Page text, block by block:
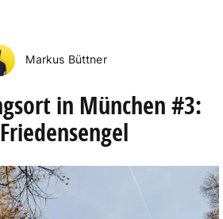
Markus Büttner
in München #3: